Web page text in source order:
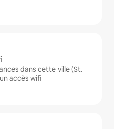
dans cette ville (St.
accès wifi